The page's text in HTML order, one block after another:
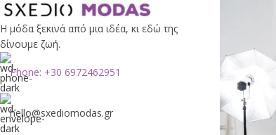
Η μόδα ξεκινά από μια ιδέα, κι εδώ της
δίνουμε ζωή.
Phone: +30 6972462951
hello@sxediomodas.gr